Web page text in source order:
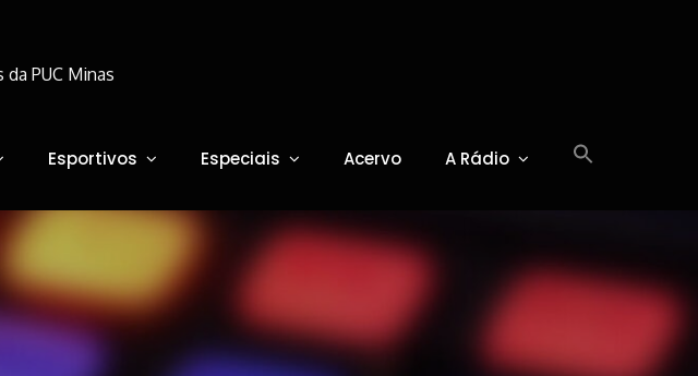
PUC Minas
Esportivos Especiais Acervo A Rádio